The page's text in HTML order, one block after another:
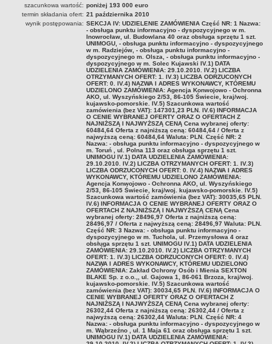
Ogłoszenia o pracę
Wyniki naborów
POZWOLENIA I DECYZJE
Uzgodnienie lokalizacji / przebudowy zjazdu
Uzgodnienie lokalizacji urządzeń infrastruktury technicznej
Zezwolenie na umieszczenie urządzeń infrastruktury technicznej
Zezwolenie na prowadzenie robót
Zezwolenie na umieszczenie obiektu handlowego lub usługowego /
innych obiektów, reklam
Awaria urządzeń infrastruktury technicznej w pasie drogowym
Zezwolenie na przejazd pojazdów nienormatywnych
Zgłoszenie szkody
Złożenie projektu zmiany organizacji ruchu do zaopiniowania
Zgoda na korzystanie z przystanków
Zezwolenie na prawach wyłączności
Udostępnienie kanału technologicznego
Oświadczenie o zrzeczeniu się prawa do odwołania
DOSTĘP DO INFORMACJI PUBLICZNYCH
SPRAWOZDANIA FINANSOWE
szacunkowa wartość: poniżej 193 000 euro
termin składania ofert: 21 października 2010
wynik postępowania: SEKCJA IV: UDZIELENIE ZAMÓWIENIA Część NR: 1 Nazwa:
- obsługa punktu informacyjno - dyspozycyjnego w m.
Inowrocław, ul. Budowlana 40 oraz obsługa sprzętu 1 szt.
UNIMOGU, - obsługa punktu informacyjno - dyspozycyjnego
w m. Radziejów, - obsługa punktu informacyjno -
dyspozycyjnego m. Olsza, - obsługa punktu informacyjno -
dyspozycyjnego w m. Solec Kujawski IV.1) DATA
UDZIELENIA ZAMÓWIENIA: 29.10.2010. IV.2) LICZBA
OTRZYMANYCH OFERT: 1. IV.3) LICZBA ODRZUCONYCH
OFERT: 0. IV.4) NAZWA I ADRES WYKONAWCY, KTÓREMU
UDZIELONO ZAMÓWIENIA: Agencja Konwojowo - Ochronna
AKO, ul. Wyszyńskiego 2/53, 86-105 Świecie, kraj/woj.
kujawsko-pomorskie. IV.5) Szacunkowa wartość
zamówienia (bez VAT): 147301,23 PLN. IV.6) INFORMACJA
O CENIE WYBRANEJ OFERTY ORAZ O OFERTACH Z
NAJNIŻSZĄ I NAJWYŻSZĄ CENĄ Cena wybranej oferty:
60484,64 Oferta z najniższą ceną: 60484,64 / Oferta z
najwyższą ceną: 60484,64 Waluta: PLN. Część NR: 2
Nazwa: - obsługa punktu informacyjno - dyspozycyjnego w
m. Toruń , ul. Polna 113 oraz obsługa sprzętu 1 szt.
UNIMOGU IV.1) DATA UDZIELENIA ZAMÓWIENIA:
29.10.2010. IV.2) LICZBA OTRZYMANYCH OFERT: 1. IV.3)
LICZBA ODRZUCONYCH OFERT: 0. IV.4) NAZWA I ADRES
WYKONAWCY, KTÓREMU UDZIELONO ZAMÓWIENIA:
Agencja Konwojowo - Ochronna AKO, ul. Wyszyńskiego
2/53, 86-105 Świecie, kraj/woj. kujawsko-pomorskie. IV.5)
Szacunkowa wartość zamówienia (bez VAT): 30035,65 PLN.
IV.6) INFORMACJA O CENIE WYBRANEJ OFERTY ORAZ O
OFERTACH Z NAJNIŻSZĄ I NAJWYŻSZĄ CENĄ Cena
wybranej oferty: 28496,97 Oferta z najniższą ceną:
28496,97 / Oferta z najwyższą ceną: 28496,97 Waluta: PLN.
Część NR: 3 Nazwa: - obsługa punktu informacyjno -
dyspozycyjnego w m. Tuchola, ul. Przemysłowa 4 oraz
obsługa sprzętu 1 szt. UNIMOGU IV.1) DATA UDZIELENIA
ZAMÓWIENIA: 29.10.2010. IV.2) LICZBA OTRZYMANYCH
OFERT: 1. IV.3) LICZBA ODRZUCONYCH OFERT: 0. IV.4)
NAZWA I ADRES WYKONAWCY, KTÓREMU UDZIELONO
ZAMÓWIENIA: Zakład Ochrony Osób i Mienia SEXTON
BLAKE Sp. z o.o.,, ul. Gajowa 1, 86-061 Brzoza, kraj/woj.
kujawsko-pomorskie. IV.5) Szacunkowa wartość
zamówienia (bez VAT): 30034,65 PLN. IV.6) INFORMACJA O
CENIE WYBRANEJ OFERTY ORAZ O OFERTACH Z
NAJNIŻSZĄ I NAJWYŻSZĄ CENĄ Cena wybranej oferty:
26302,44 Oferta z najniższą ceną: 26302,44 / Oferta z
najwyższą ceną: 26302,44 Waluta: PLN. Część NR: 4
Nazwa: - obsługa punktu informacyjno - dyspozycyjnego w
m. Wąbrzeźno , ul. 1 Maja 61 oraz obsługa sprzętu 1 szt.
UNIMOGU IV.1) DATA UDZIELENIA ZAMÓWIENIA: